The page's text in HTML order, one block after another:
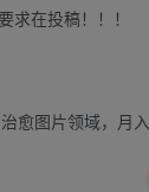
求在投稿！！！
愈图片领域，月